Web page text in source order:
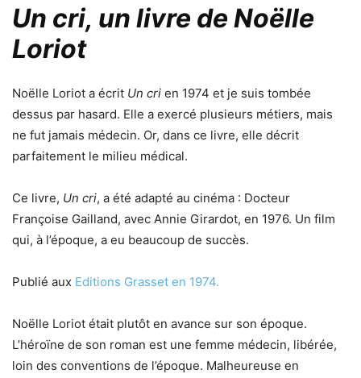
Un cri, un livre de Noëlle
Loriot
Noëlle Loriot a écrit Un cri en 1974 et je suis tombée
dessus par hasard. Elle a exercé plusieurs métiers, mais
ne fut jamais médecin. Or, dans ce livre, elle décrit
parfaitement le milieu médical.
Ce livre, Un cri, a été adapté au cinéma : Docteur
Françoise Gailland, avec Annie Girardot, en 1976. Un film
qui, à l’époque, a eu beaucoup de succès.
Publié aux Editions Grasset en 1974.
Noëlle Loriot était plutôt en avance sur son époque.
L’héroïne de son roman est une femme médecin, libérée,
loin des conventions de l’époque. Malheureuse en